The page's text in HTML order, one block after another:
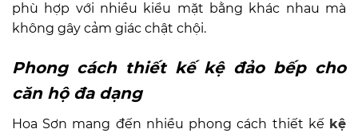
phù hợp với nhiều kiểu mặt bằng khác nhau mà
không gây cảm giác chật chội.
Phong cách thiết kế kệ đảo bếp cho
căn hộ đa dạng
Hoa Sơn mang đến nhiều phong cách thiết kế kệ